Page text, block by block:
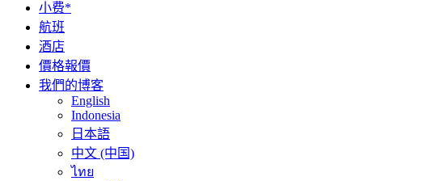
小费*
航班
酒店
價格報價
我們的博客
English
Indonesia
日本語
中文 (中国)
ไทย